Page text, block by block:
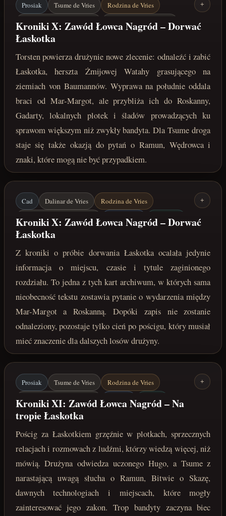
Prosiak Tsume de Vries
Rodzina de Vries
Łaskotek / Jharmme Sindar
Friedrich von Baumann
Mar-Margot
maj 222 roku po Zaćmieniu
+
Kroniki X: Zawód Łowca Nagród – Dorwać
Łaskotka
Torsten powierza drużynie nowe zlecenie: odnaleźć i zabić
Łaskotka, herszta Żmijowej Watahy grasującego na
ziemiach von Baumannów. Wyprawa na południe oddala
braci od Mar-Margot, ale przybliża ich do Roskanny,
Gadarty, lokalnych plotek i śladów prowadzących ku
sprawom większym niż zwykły bandyta. Dla Tsume droga
staje się także okazją do pytań o Ramun, Wędrowca i
znaki, które mogą nie być przypadkiem.
Cad Dalinar de Vries
Rodzina de Vries
Łaskotek / Jharmme Sindar
Mar-Margot
Roskanna
Łowcy nagród
maj 222 roku po Zaćmieniu
+
Kroniki X: Zawód Łowca Nagród – Dorwać
Łaskotka
Z kroniki o próbie dorwania Łaskotka ocalała jedynie
informacja o miejscu, czasie i tytule zaginionego
rozdziału. To jedna z tych kart archiwum, w których sama
nieobecność tekstu zostawia pytanie o wydarzenia między
Mar-Margot a Roskanną. Dopóki zapis nie zostanie
odnaleziony, pozostaje tylko cień po pościgu, który musiał
mieć znaczenie dla dalszych losów drużyny.
Prosiak Tsume de Vries
Rodzina de Vries
Łaskotek / Jharmme Sindar
Karabak
Ramun
Bitwa o Skazę
Dawne technologie
maj 222 roku po Zaćmieniu
+
Kroniki XI: Zawód Łowca Nagród – Na
tropie Łaskotka
Pościg za Łaskotkiem grzęźnie w plotkach, sprzecznych
relacjach i rozmowach z ludźmi, którzy wiedzą więcej, niż
mówią. Drużyna odwiedza uczonego Hugo, a Tsume z
narastającą uwagą słucha o Ramun, Bitwie o Skazę,
dawnych technologiach i miejscach, które mogły
zainteresować jego zakon. Trop bandyty zaczyna biec